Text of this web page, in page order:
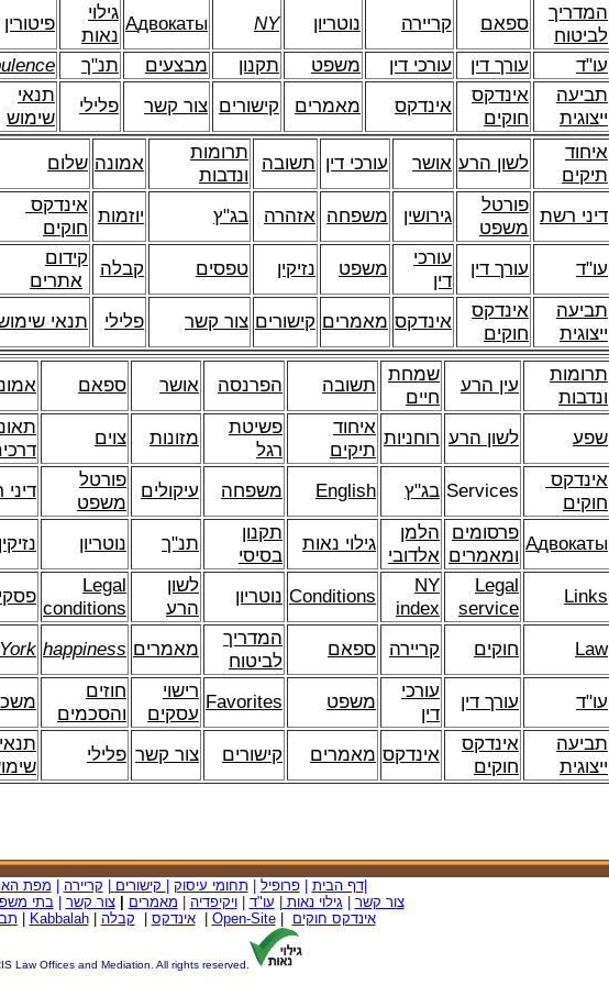
פיטורין
גילוי
נאות
Адвокаты NY נוטריון קריירה ספאם
המדריך
לביטוח
תנ"ך מבצעים תקנון משפט עורכי דין עורך דין
עו"ד
תנאי
שימוש
פלילי צור קשר קישורים מאמרים אינדקס
אינדקס
חוקים
תביעה
ייצוגית
שלום אמונה
תרומות
ונדבות
תשובה עורכי דין אושר לשון הרע
איחוד
תיקים
חוקים
יוזמות בג"ץ אזהרה משפחה גירושין
פורטל
משפט
דיני רשת
קידום
אתרים
קבלה טפסים נזיקין משפט
עורכי
דין
עורך דין עו"ד
תנאי פלילי צור קשר קישורים מאמרים אינדקס
אינדקס
חוקים
תביעה
ייצוגית
ספאם אושר הפרנסה תשובה שמחת
חיים
עין הרע
תרומות
ונדבות
צוים מזונות
פשיטת
רגל
איחוד
תיקים
רוחניות לשון הרע שפע
פורטל
משפט
עיקולים משפחה English בג"ץ Services
חוקים
נזיקין נוטריון תנ"ך
תקנון
בסיסי
גילוי נאות
הלמן
אלדובי
פרסומים
ומאמרים
Адвокаты
Legal
conditions
לשון
הרע
נוטריון Conditions
NY
index
Legal
service
Links
happiness מאמרים
המדריך
לביטוח
ספאם קריירה חוקים Law
חוזים
והסכמים
רישוי
עסקים
Favorites משפט
עורכי
דין
עורך דין
עו"ד
תנאי
פלילי צור קשר קישורים מאמרים אינדקס
אינדקס
חוקים
תביעה
ייצוגית
דף הבית פרופיל תחומי עיסוק קישורים קריירה מפת
|
צור קשר גילוי נאות עו"ד |ויקיפדיה מאמרים |צור קשר
בתי
Kabbalah| אינדקס קבלה | Open-Site| אינדקס חוקים
Law Offices and Mediation. All rights reserved.